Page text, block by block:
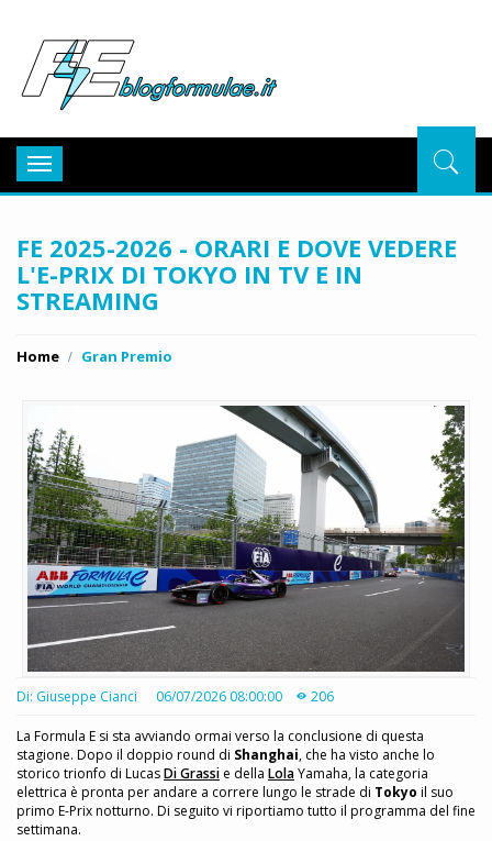
Toggle
navigation
FE 2025-2026 - ORARI E DOVE VEDERE
L'E-PRIX DI TOKYO IN TV E IN
STREAMING
Home Gran Premio
Di: Giuseppe Cianci 06/07/2026 08:00:00 206
La Formula E si sta avviando ormai verso la conclusione di questa
stagione. Dopo il doppio round di Shanghai, che ha visto anche lo
storico trionfo di LucasDi Grassi e della LolaYamaha, la categoria
elettrica è pronta per andare a correre lungo le strade di Tokyo il suo
primo E-Prix notturno. Di seguito vi riportiamo tutto il programma del fine
settimana.